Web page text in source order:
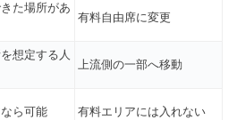
た場所があ
有料自由席に変更
想定する人
上流側の一部へ移動
ら可能 有料エリアには入れない